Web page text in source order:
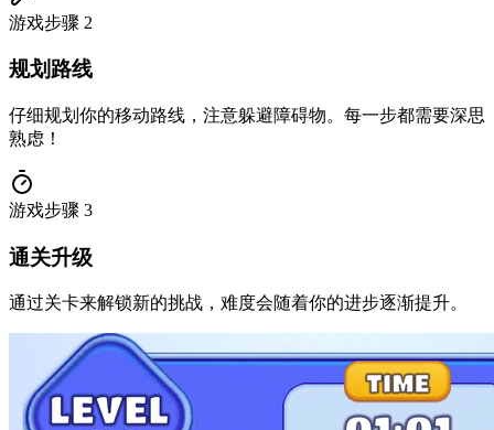
游戏步骤 2
规划路线
仔细规划你的移动路线，注意躲避障碍物。每一步都需要深思
熟虑！
游戏步骤 3
通关升级
通过关卡来解锁新的挑战，难度会随着你的进步逐渐提升。